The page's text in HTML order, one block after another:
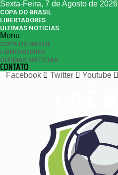
Sexta-Feira, 7 de Agosto de 2026
COPA DO BRASIL
LIBERTADORES
ÚLTIMAS NOTÍCIAS
Menu
COPA DO BRASIL
LIBERTADORES
ÚLTIMAS NOTÍCIAS
CONTATO
Facebook
Twitter Youtube